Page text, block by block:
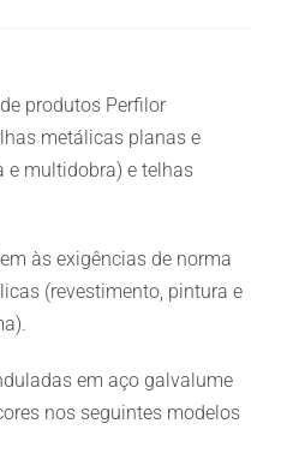
produtos Perfilor
metálicas planas e
e multidobra) e telhas
às exigências de norma
(revestimento, pintura e
em aço galvalume
nos seguintes modelos